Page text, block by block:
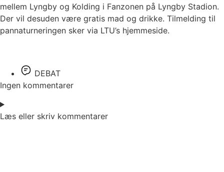
mellem Lyngby og Kolding i Fanzonen på Lyngby Stadion.
Der vil desuden være gratis mad og drikke. Tilmelding til
pannaturneringen sker via LTU’s hjemmeside.
DEBAT
Ingen kommentarer
Læs eller skriv kommentarer